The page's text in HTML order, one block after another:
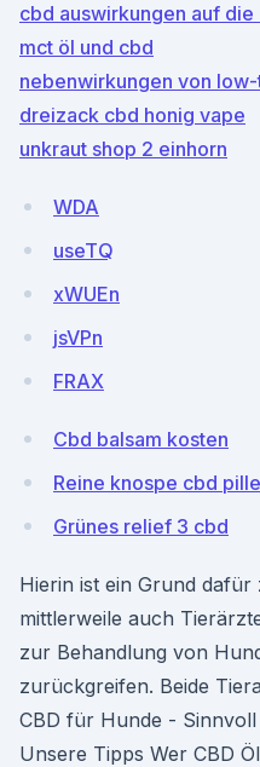
cbd auswirkungen auf
mct öl und cbd
nebenwirkungen von
dreizack cbd honig vape
unkraut shop 2 einhorn
WDA
useTQ
xWUEn
jsVPn
FRAX
Cbd balsam kosten
Reine knospe cbd
Grünes relief 3 cbd
Hierin ist ein Grund
mittlerweile auch
zur Behandlung von
zurückgreifen. Beide
CBD für Hunde -
Unsere Tipps Wer CBD